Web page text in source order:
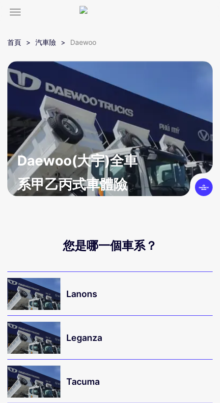
首頁 汽車險 Daewoo
Daewoo(大宇)全車
系甲乙丙式車體險
您是哪一個車系？
Lanons
Leganza
Tacuma